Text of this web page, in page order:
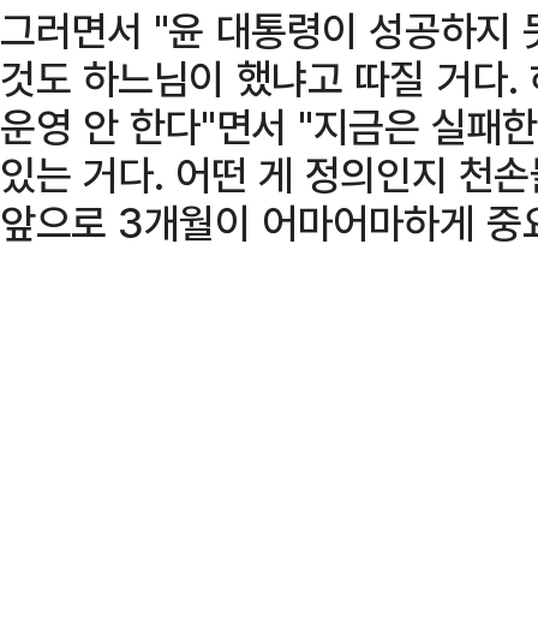
그러면서 "윤 대통령이 성공하지
것도 하느님이 했냐고 따질 거다
운영 안 한다"면서 "지금은 실패
있는 거다. 어떤 게 정의인지 천
앞으로 3개월이 어마어마하게